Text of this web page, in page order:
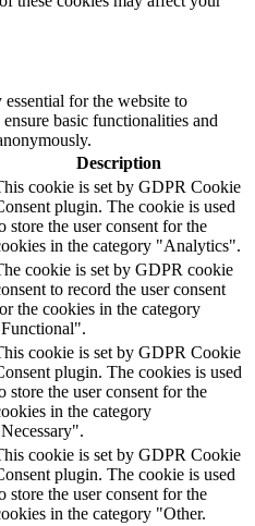
for the website to
basic functionalities and
Description
cookie is set by GDPR Cookie
plugin. The cookie is used
store the user consent for the
in the category "Analytics".
cookie is set by GDPR cookie
to record the user consent
the cookies in the category
cookie is set by GDPR Cookie
plugin. The cookies is used
store the user consent for the
in the category
cookie is set by GDPR Cookie
plugin. The cookie is used
store the user consent for the
in the category "Other.